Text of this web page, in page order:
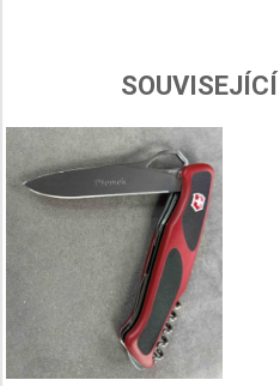
Use limited data to select
IAB Special Features:
Use precise geolocation data
Identify devices based on
requested
Non-IAB processing purposes:
Necessary